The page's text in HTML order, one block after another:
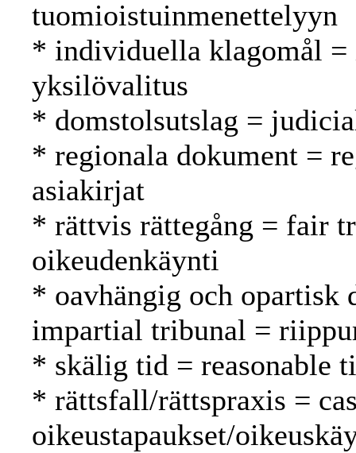
tuomioistuinmenettelyyn
* individuella klagomål
yksilövalitus
* domstolsutslag =
* regionala dokument =
asiakirjat
* rättvis rättegång = fair
oikeudenkäynti
* oavhängig och opartisk
impartial tribunal =
* skälig tid = reasonable
* rättsfall/rättspraxis =
oikeustapaukset/